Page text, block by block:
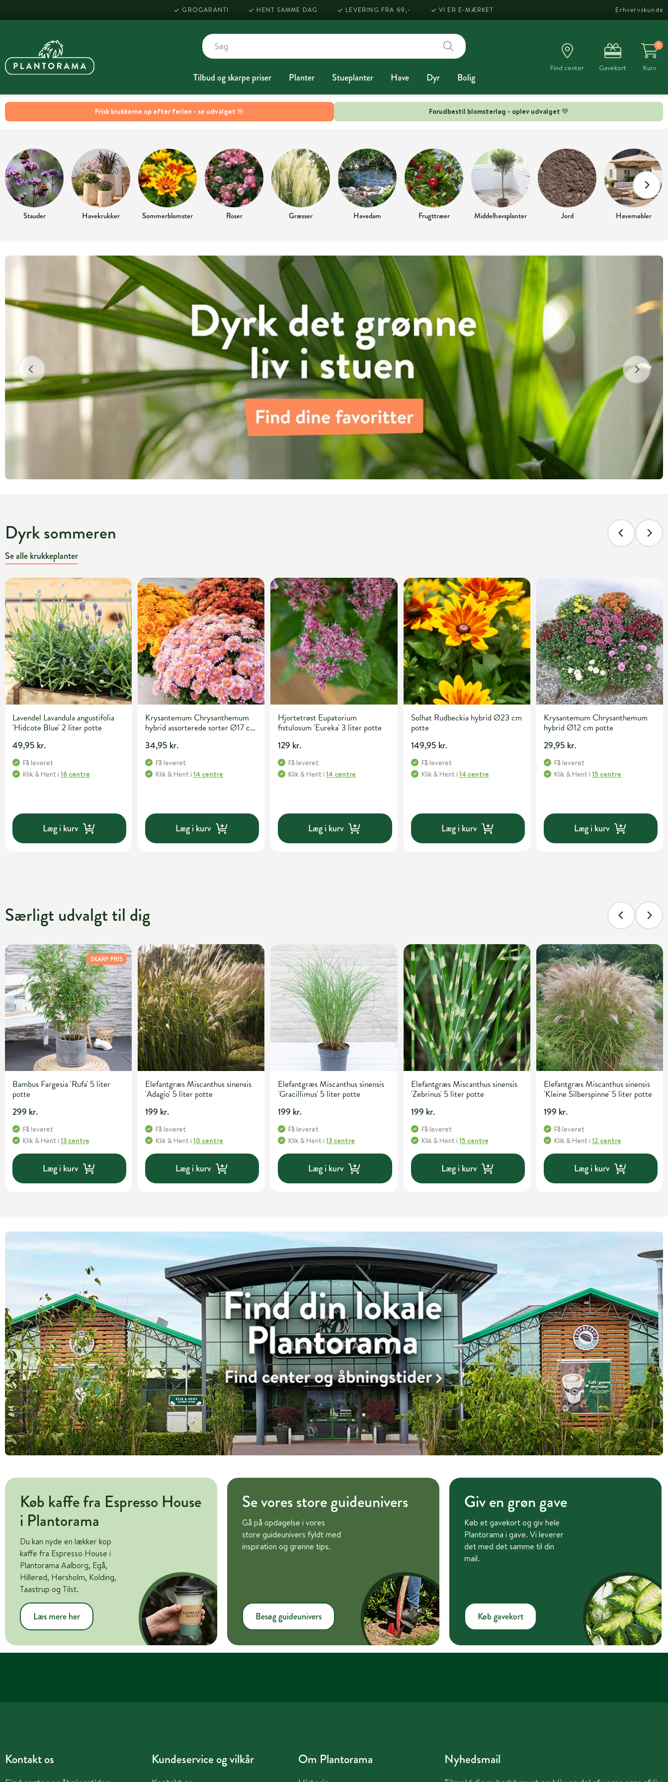
GROGARANTI HENT SAMME DAG LEVERING FRA 69,- VI ER E-MÆRKET Erhvervskunde
Tilbud og skarpe priser Planter Stueplanter Have Dyr Bolig
Find center Gavekort
0
Kurv
Frisk krukkerne op efter ferien - se udvalget 🌸 Forudbestil blomsterløg - oplev udvalget 💚
Stauder Havekrukker Sommerblomster Roser Græsser Havedam Frugttræer Middelhavsplanter Jord Havemøbler
Dyrk sommeren
Se alle krukkeplanter
Lavendel Lavandula angustifolia
'Hidcote Blue' 2 liter potte
49,95 kr.
Få leveret
Klik & Hent i 16 centre
Læg i kurv
Krysantemum Chrysanthemum
hybrid assorterede sorter Ø17 cm
34,95 kr.
Få leveret
Klik & Hent i14 centre
Læg i kurv
Hjortetrøst Eupatorium
fistulosum 'Eureka' 3 liter potte
129 kr.
Få leveret
Klik & Hent i14 centre
Læg i kurv
Solhat Rudbeckia hybrid Ø23 cm
potte
149,95 kr.
Få leveret
Klik & Hent i 14 centre
Læg i kurv
Krysantemum Chrysanthemum
hybrid Ø12 cm potte
29,95 kr.
Få leveret
Klik & Hent i 15 centre
Læg i kurv
Særligt udvalgt til dig
SKARP PRIS
Bambus Fargesia 'Rufa' 5 liter
potte
299 kr.
Få leveret
Klik & Hent i 13 centre
Læg i kurv
Elefantgræs Miscanthus sinensis
'Adagio' 5 liter potte
199 kr.
Få leveret
Klik & Hent i10 centre
Læg i kurv
Elefantgræs Miscanthus sinensis
'Gracillimus' 5 liter potte
199 kr.
Få leveret
Klik & Hent i13 centre
Læg i kurv
Elefantgræs Miscanthus sinensis
'Zebrinus' 5 liter potte
199 kr.
Få leveret
Klik & Hent i 15 centre
Læg i kurv
Elefantgræs Miscanthus sinensis
'Kleine Silberspinne' 5 liter potte
199 kr.
Få leveret
Klik & Hent i 12 centre
Læg i kurv
Køb kaffe fra Espresso House
i Plantorama
Du kan nyde en lækker kop
kaffe fra Espresso House i
Plantorama Aalborg, Egå,
Hillerød, Hørsholm, Kolding,
Taastrup og Tilst.
Læs mere her
Se vores store guideunivers
Gå på opdagelse i vores
store guideunivers fyldt med
inspiration og grønne tips.
Besøg guideunivers
Giv en grøn gave
Køb et gavekort og giv hele
Plantorama i gave. Vi leverer
det med det samme til din
mail.
Køb gavekort
Kontakt os Kundeservice og vilkår Om Plantorama Nyhedsmail